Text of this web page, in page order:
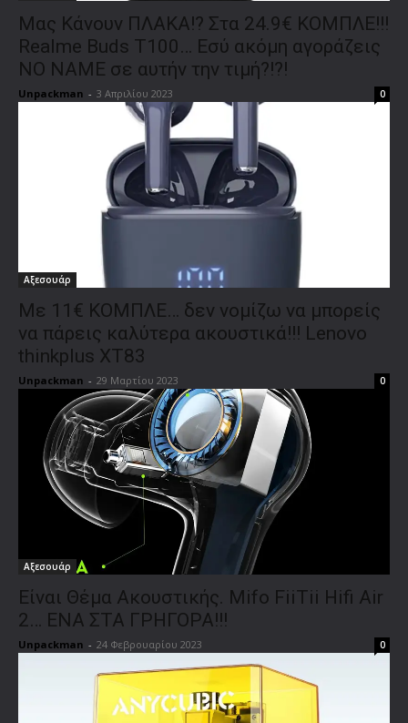
Μας Κάνουν ΠΛΑΚΑ!? Στα 24.9€ ΚΟΜΠΛΕ!!!
Realme Buds T100… Εσύ ακόμη αγοράζεις
ΝΟ ΝΑΜΕ σε αυτήν την τιμή?!?!
Unpackman - 3 Απριλίου 2023 0
Αξεσουάρ
Με 11€ ΚΟΜΠΛΕ… δεν νομίζω να μπορείς
να πάρεις καλύτερα ακουστικά!!! Lenovo
thinkplus XT83
Unpackman - 29 Μαρτίου 2023 0
Αξεσουάρ
Είναι Θέμα Ακουστικής. Mifo FiiTii Hifi Air
2… ΕΝΑ ΣΤΑ ΓΡΗΓΟΡΑ!!!
Unpackman - 24 Φεβρουαρίου 2023 0